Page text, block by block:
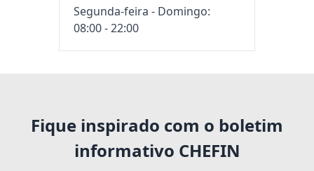
Segunda-feira - Domingo:
08:00 - 22:00
Fique inspirado com o boletim
informativo CHEFIN